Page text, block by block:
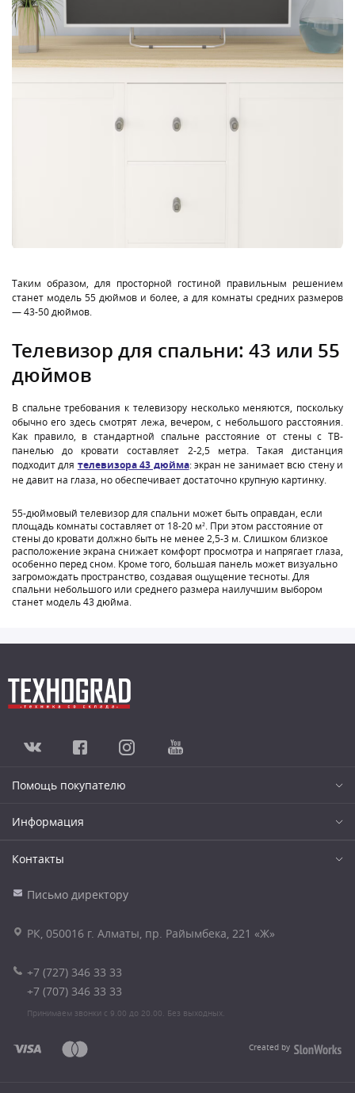
Таким образом, для просторной гостиной правильным решением
станет модель 55 дюймов и более, а для комнаты средних размеров
— 43-50 дюймов.
Телевизор для спальни: 43 или 55
дюймов
В спальне требования к телевизору несколько меняются, поскольку
обычно его здесь смотрят лежа, вечером, с небольшого расстояния.
Как правило, в стандартной спальне расстояние от стены с ТВ-
панелью до кровати составляет 2-2,5 метра. Такая дистанция
подходит для телевизора 43 дюйма: экран не занимает всю стену и
не давит на глаза, но обеспечивает достаточно крупную картинку.
55-дюймовый телевизор для спальни может быть оправдан, если
площадь комнаты составляет от 18-20 м². При этом расстояние от
стены до кровати должно быть не менее 2,5-3 м. Слишком близкое
расположение экрана снижает комфорт просмотра и напрягает глаза,
особенно перед сном. Кроме того, большая панель может визуально
загромождать пространство, создавая ощущение тесноты. Для
спальни небольшого или среднего размера наилучшим выбором
станет модель 43 дюйма.
Помощь покупателю
Информация
Контакты
Письмо директору
РК, 050016 г. Алматы, пр. Райымбека, 221 «Ж»
+7 (727) 346 33 33
+7 (707) 346 33 33
Принимаем звонки с 9.00 до 20.00. Без выходных.
Created by